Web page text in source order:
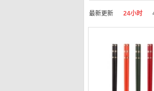
最新更新 24小时